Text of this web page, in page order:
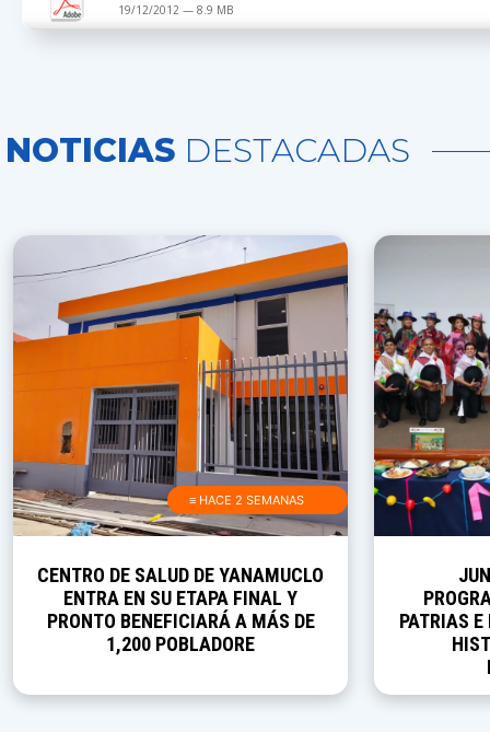
19/12/2012 — 8.9 MB
NOTICIAS DESTACADAS
≡ HACE 2 SEMANAS
CENTRO DE SALUD DE YANAMUCLO
ENTRA EN SU ETAPA FINAL Y
PRONTO BENEFICIARÁ A MÁS DE
1,200 POBLADORE
PATRIAS